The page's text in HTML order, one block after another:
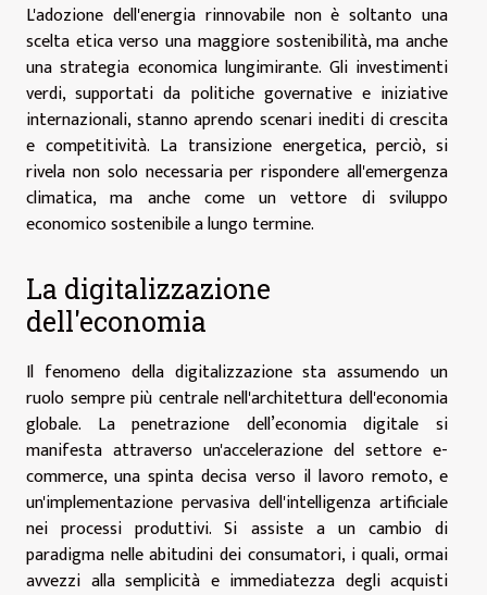
L'adozione dell'energia rinnovabile non è soltanto una
scelta etica verso una maggiore sostenibilità, ma anche
una strategia economica lungimirante. Gli investimenti
verdi, supportati da politiche governative e iniziative
internazionali, stanno aprendo scenari inediti di crescita
e competitività. La transizione energetica, perciò, si
rivela non solo necessaria per rispondere all'emergenza
climatica, ma anche come un vettore di sviluppo
economico sostenibile a lungo termine.
La digitalizzazione
dell'economia
Il fenomeno della digitalizzazione sta assumendo un
ruolo sempre più centrale nell'architettura dell'economia
globale. La penetrazione dell’economia digitale si
manifesta attraverso un'accelerazione del settore e-
commerce, una spinta decisa verso il lavoro remoto, e
un'implementazione pervasiva dell'intelligenza artificiale
nei processi produttivi. Si assiste a un cambio di
paradigma nelle abitudini dei consumatori, i quali, ormai
avvezzi alla semplicità e immediatezza degli acquisti